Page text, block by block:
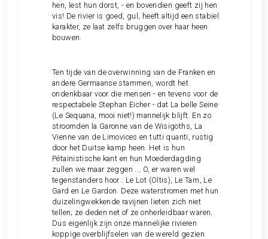
hen, lest hun dorst, - en bovendien geeft zij hen
vis! De rivier is goed, gul, heeft altijd een stabiel
karakter, ze laat zelfs bruggen over haar heen
bouwen.
Ten tijde van de overwinning van de Franken en
andere Germaanse stammen, wordt het
ondenkbaar voor die mensen - en tevens voor de
respectabele Stephan Eicher - dat La belle Seine
(Le Sequana, mooi niet!) mannelijk blijft. En zo
stroomden la Garonne van de Wisigoths, La
Vienne van de Limovices en tutti quanti, rustig
door het Duitse kamp heen. Het is hun
Pétainistische kant en hun Moederdagding
zullen we maar zeggen ... O, er waren wel
tegenstanders hoor : Le Lot (Oltis), Le Tarn, Le
Gard en Le Gardon. Deze waterstromen met hun
duizelingwekkende ravijnen lieten zich niet
tellen; ze deden net of ze onherleidbaar waren.
Dus eigenlijk zijn onze mannelijke rivieren
koppige overblijfselen van de wereld gezien